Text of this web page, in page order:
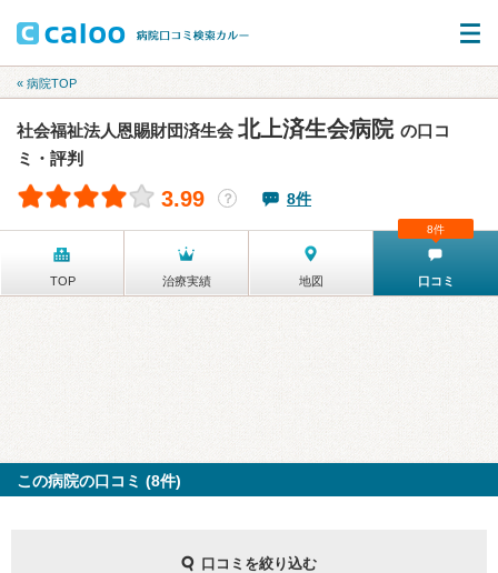
« 病院TOP
社会福祉法人恩賜財団済生会 北上済生会病院 の口コ
ミ・評判
3.99 ？ 8件
TOP 治療実績 地図 口コミ
8件
この病院の口コミ (8件)
口コミを絞り込む